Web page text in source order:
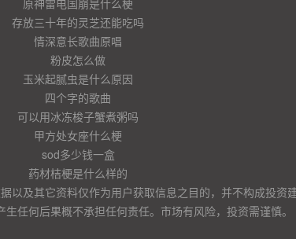
原神雷电国崩是什么梗
存放三十年的灵芝还能吃吗
情深意长歌曲原唱
粉皮怎么做
玉米起腻虫是什么原因
四个字的歌曲
可以用冰冻梭子蟹煮粥吗
甲方处女座什么梗
sod多少钱一盒
药材桔梗是什么样的
以及其它资料仅作为用户获取信息之目的，并不构成投资
任何后果概不承担任何责任。市场有风险，投资需谨慎。